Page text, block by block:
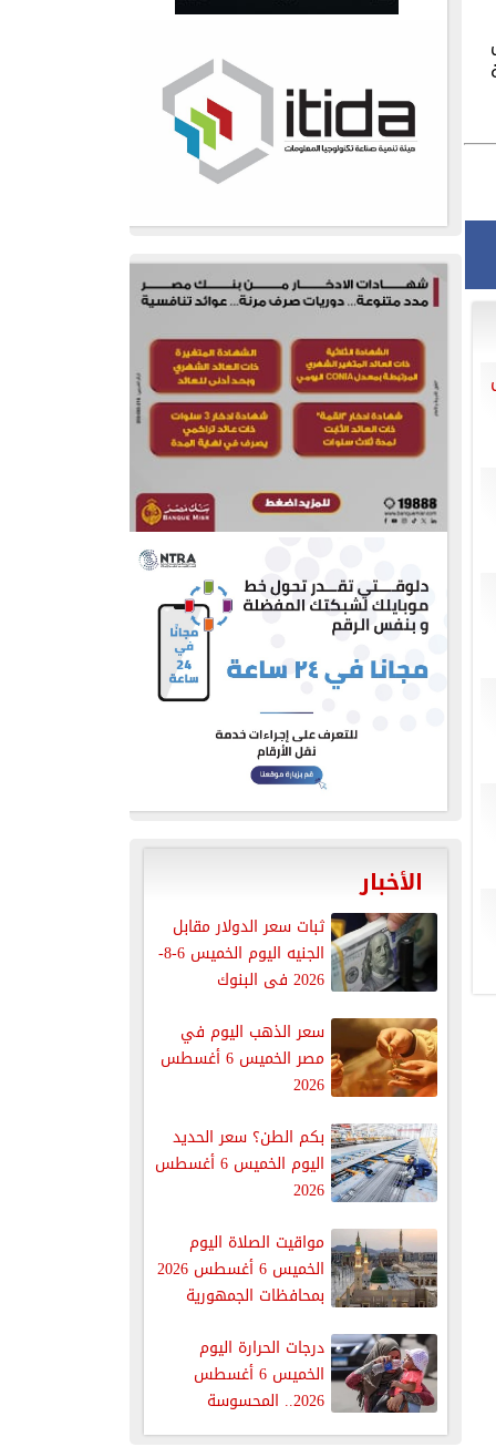
الأخبار
ثبات سعر الدولار مقابل
الجنيه اليوم الخميس 6-8-
2026 فى البنوك
سعر الذهب اليوم في
مصر الخميس 6 أغسطس
2026
بكم الطن؟ سعر الحديد
اليوم الخميس 6 أغسطس
2026
مواقيت الصلاة اليوم
الخميس 6 أغسطس 2026
بمحافظات الجمهورية
درجات الحرارة اليوم
الخميس 6 أغسطس
2026.. المحسوسة
بالقاهرة 38 درجة